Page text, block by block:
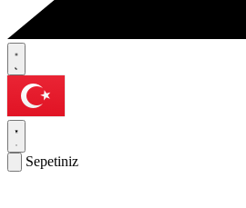
Sepetiniz